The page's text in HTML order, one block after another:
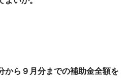
ら９月分までの補助金全額を